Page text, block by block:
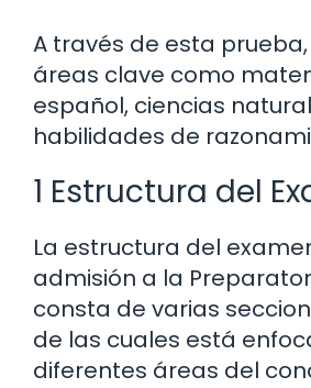
A través de esta
áreas clave como
español, ciencias
habilidades de
1 Estructura del
La estructura del
admisión a la
consta de varias
de las cuales está
diferentes áreas del